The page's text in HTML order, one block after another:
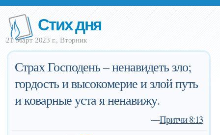
Стих дня
21 Март 2023 г., Вторник
Страх Господень – ненавидеть зло;
гордость и высокомерие и злой путь
и коварные уста я ненавижу.
—Притчи 8:13